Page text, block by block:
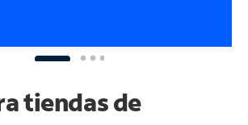
tiendas de